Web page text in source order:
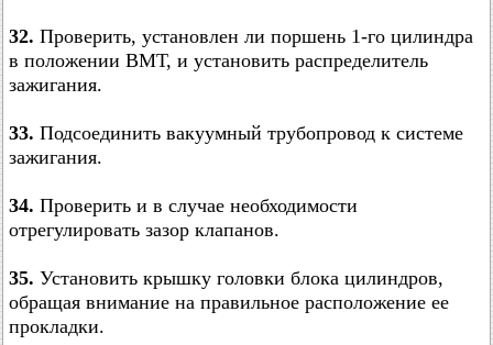
32. Проверить, установлен ли поршень 1-го цилиндра
в положении ВМТ, и установить распределитель
зажигания.
33. Подсоединить вакуумный трубопровод к системе
зажигания.
34. Проверить и в случае необходимости
отрегулировать зазор клапанов.
35. Установить крышку головки блока цилиндров,
обращая внимание на правильное расположение ее
прокладки.